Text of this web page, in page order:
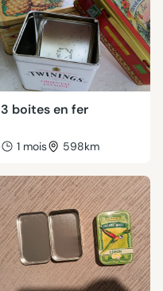
3 boites en fer
1 mois 598km